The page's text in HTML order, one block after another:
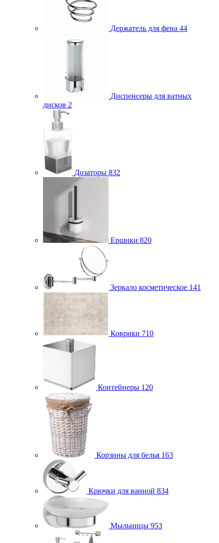
Держатель для фена 44
Диспенсеры для ватных
дисков 2
Дозаторы 832
Ершики 820
Зеркало косметическое 141
Коврики 710
Контейнеры 120
Корзины для белья 163
Крючки для ванной 834
Мыльницы 953